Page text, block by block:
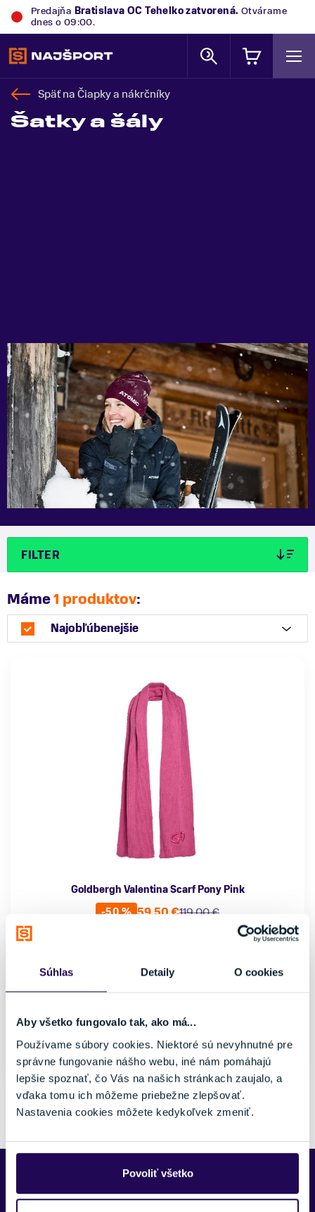
Súhlas Detaily O cookies
Aby všetko fungovalo tak, ako má...
Používame súbory cookies. Niektoré sú nevyhnutné pre
správne fungovanie nášho webu, iné nám pomáhajú
lepšie spoznať, čo Vás na našich stránkach zaujalo, a
vďaka tomu ich môžeme priebežne zlepšovať.
Nastavenia cookies môžete kedykoľvek zmeniť.
Povoliť všetko
Predajňa Bratislava OC Tehelkozatvorená. Otvárame
dnes o 09:00.
Späť naČiapky a nákrčníky
Šatky a šály
FILTER
Máme1 produktov:
Najobľúbenejšie
Goldbergh Valentina Scarf Pony Pink
-50 %
119,00 €
59,50 €
Farba
Vhodné na
Značka
uni
Posledný kus skladom
Pozreli ste si 1 z 1 produktov.
Predajne Najšport